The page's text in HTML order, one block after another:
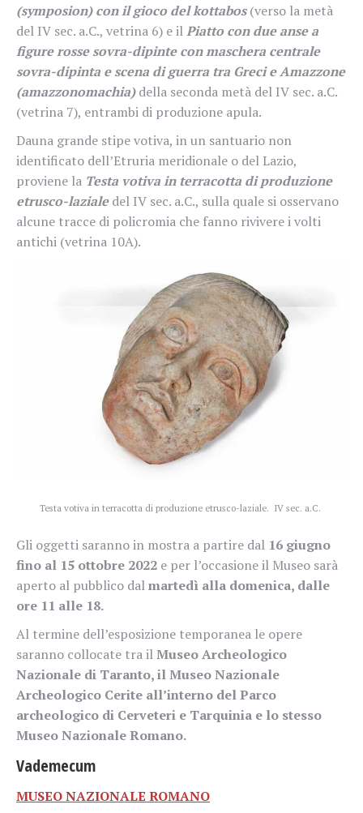
(symposion) con il gioco del kottabos(verso la metà
del IV sec. a.C., vetrina 6) e ilPiatto con due anse a
figure rosse sovra-dipinte con maschera centrale
sovra-dipinta e scena di guerra tra Greci e Amazzone
(amazzonomachia)della seconda metà del IV sec. a.C.
(vetrina 7), entrambi di produzione apula.
Dauna grande stipe votiva, in un santuario non
identificato dell’Etruria meridionale o del Lazio,
proviene la Testa votiva in terracotta di produzione
etrusco-lazialedel IV sec. a.C., sulla quale si osservano
alcune tracce di policromia che fanno rivivere i volti
antichi (vetrina 10A).
Testa votiva in terracotta di produzione etrusco-laziale. IV sec. a.C.
Gli oggetti saranno in mostra a partire dal 16 giugno
fino al 15 ottobre 2022 e per l’occasione il Museo sarà
aperto al pubblico dalmartedì alla domenica, dalle
ore 11 alle 18.
Al termine dell’esposizione temporanea le opere
saranno collocate tra ilMuseo Archeologico
Nazionale di Taranto, il Museo Nazionale
Archeologico Cerite all’interno del Parco
archeologico di Cerveteri e Tarquinia e lo stesso
Museo Nazionale Romano.
Vademecum
MUSEO NAZIONALE ROMANO